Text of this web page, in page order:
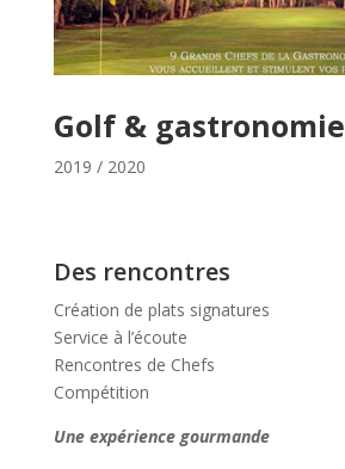
Golf & gastronomie
2019 / 2020
Des rencontres
Création de plats signatures
Service à l’écoute
Rencontres de Chefs
Compétition
Une expérience gourmande